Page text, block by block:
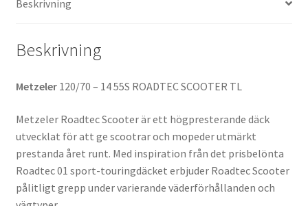
Beskrivning
Beskrivning
Metzeler 120/70 – 14 55S ROADTEC SCOOTER TL
Metzeler Roadtec Scooter är ett högpresterande däck
utvecklat för att ge scootrar och mopeder utmärkt
prestanda året runt. Med inspiration från det prisbelönta
Roadtec 01 sport-touringdäcket erbjuder Roadtec Scooter
pålitligt grepp under varierande väderförhållanden och